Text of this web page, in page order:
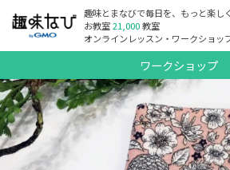
趣味とまなびで毎日を、もっと楽しく
お教室21,000教室
オンラインレッスン・ワークショッ
ワークショップ